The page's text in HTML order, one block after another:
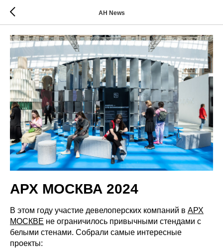
AH News
АРХ МОСКВА 2024
В этом году участие девелоперских компаний в АРХ
МОСКВЕ не ограничилось привычными стендами с
белыми стенами. Собрали самые интересные
проекты: